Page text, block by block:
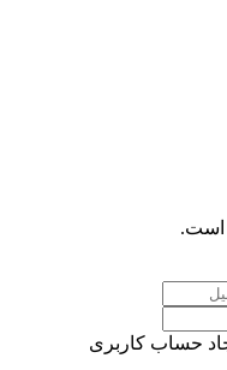
است.
حساب کاربری